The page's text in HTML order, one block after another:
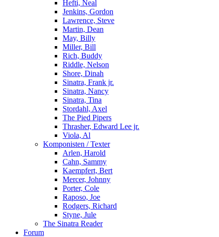
Hefti, Neal
Jenkins, Gordon
Lawrence, Steve
Martin, Dean
May, Billy
Miller, Bill
Rich, Buddy
Riddle, Nelson
Shore, Dinah
Sinatra, Frank jr.
Sinatra, Nancy
Sinatra, Tina
Stordahl, Axel
The Pied Pipers
Thrasher, Edward Lee jr.
Viola, Al
Komponisten / Texter
Arlen, Harold
Cahn, Sammy
Kaempfert, Bert
Mercer, Johnny
Porter, Cole
Raposo, Joe
Rodgers, Richard
Styne, Jule
The Sinatra Reader
Forum